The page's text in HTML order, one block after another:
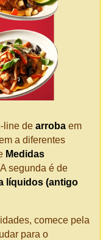
line de arroba em
a diferentes
Medidas
segunda é de
líquidos (antigo
comece pela
para o